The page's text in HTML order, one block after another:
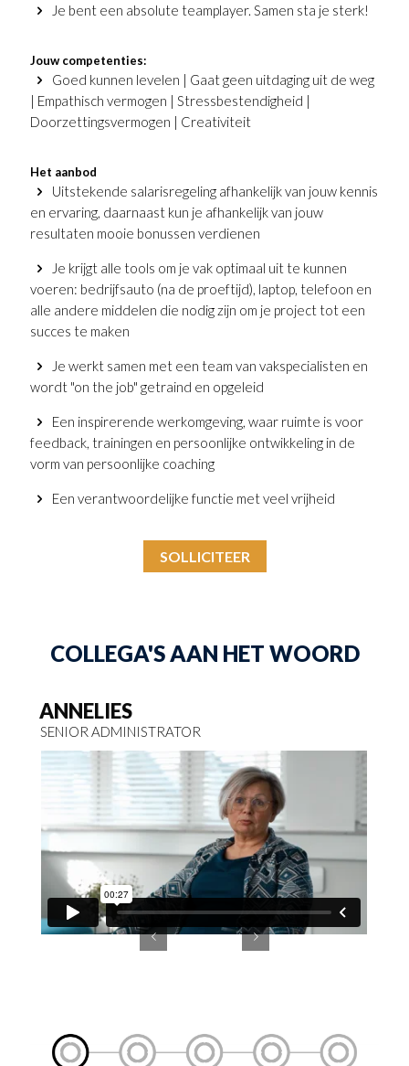
Je bent een absolute teamplayer. Samen sta je sterk!
Jouw competenties:
Goed kunnen levelen | Gaat geen uitdaging uit de weg
| Empathisch vermogen | Stressbestendigheid |
Doorzettingsvermogen | Creativiteit
Het aanbod
Uitstekende salarisregeling afhankelijk van jouw kennis
en ervaring, daarnaast kun je afhankelijk van jouw
resultaten mooie bonussen verdienen
Je krijgt alle tools om je vak optimaal uit te kunnen
voeren: bedrijfsauto (na de proeftijd), laptop, telefoon en
alle andere middelen die nodig zijn om je project tot een
succes te maken
Je werkt samen met een team van vakspecialisten en
wordt "on the job" getraind en opgeleid
Een inspirerende werkomgeving, waar ruimte is voor
feedback, trainingen en persoonlijke ontwikkeling in de
vorm van persoonlijke coaching
Een verantwoordelijke functie met veel vrijheid
SOLLICITEER
COLLEGA'S AAN HET WOORD
ANNELIES
SENIOR ADMINISTRATOR